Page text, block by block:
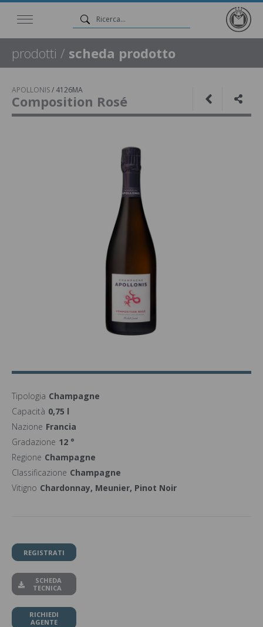
prodotti / scheda prodotto
APOLLONIS/ 4126MA
Composition Rosé
Tipologia Champagne
Capacità 0,75 l
Nazione Francia
Gradazione 12 °
Regione Champagne
Classificazione Champagne
Vitigno Chardonnay, Meunier, Pinot Noir
REGISTRATI
SCHEDA
TECNICA
RICHIEDI
AGENTE